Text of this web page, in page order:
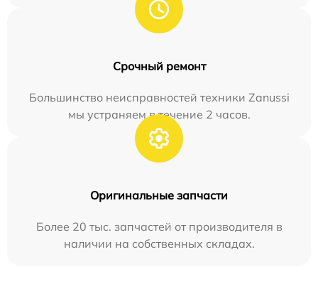
Срочный ремонт
Большинство неисправностей техники Zanussi
мы устраняем в течение 2 часов.
Оригинальные запчасти
Более 20 тыс. запчастей от производителя в
наличии на собственных складах.